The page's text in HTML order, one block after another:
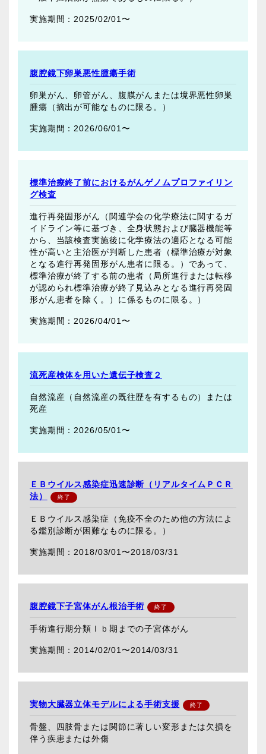
2025/02/01〜
腹腔鏡下卵巣悪性腫瘍手術
卵巣がん、卵管がん、腹膜がんまたは境界悪性卵巣
腫瘍（摘出が可能なものに限る。）
2026/06/01〜
標準治療終了前におけるがんゲノムプロファイリン
グ検査
進行再発固形がん（関連学会の化学療法に関するガ
イドライン等に基づき、全身状態および臓器機能等
から、当該検査実施後に化学療法の適応となる可能
性が高いと主治医が判断した患者（標準治療が対象
となる進行再発固形がん患者に限る。）であって、
標準治療が終了する前の患者（局所進行または転移
が認められ標準治療が終了見込みとなる進行再発固
形がん患者を除く。）に係るものに限る。）
2026/04/01〜
流死産検体を用いた遺伝子検査２
自然流産（自然流産の既往歴を有するもの）または
死産
2026/05/01〜
ＥＢウイルス感染症迅速診断（リアルタイムＰＣＲ
法）
ＥＢウイルス感染症（免疫不全のため他の方法によ
る鑑別診断が困難なものに限る。）
2018/03/01〜2018/03/31
腹腔鏡下子宮体がん根治手術
手術進行期分類Ⅰｂ期までの子宮体がん
2014/02/01〜2014/03/31
実物大臓器立体モデルによる手術支援
骨盤、四肢骨または関節に著しい変形または欠損を
伴う疾患または外傷